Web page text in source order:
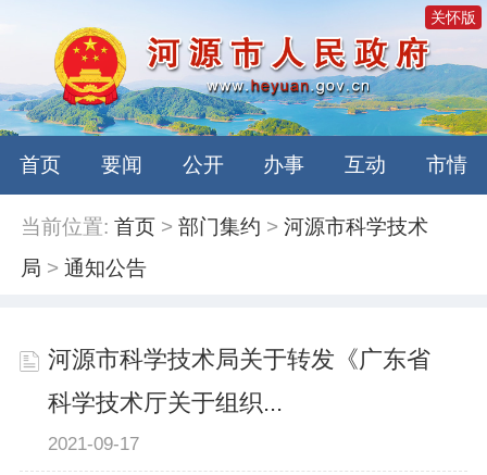
关怀版
首页 要闻 公开 办事 互动 市情
当前位置: 首页 >部门集约 >河源市科学技术
局 >通知公告
河源市科学技术局关于转发《广东省
科学技术厅关于组织...
2021-09-17